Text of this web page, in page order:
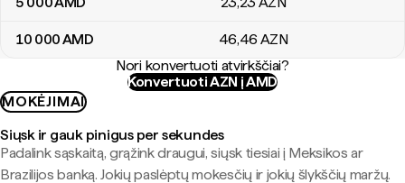
10 000AMD 46,46 AZN
Nori konvertuoti atvirkščiai?
Konvertuoti AZN į AMD
MOKĖJIMAI
Siųsk ir gauk pinigus per sekundes
Padalink sąskaitą, grąžink draugui, siųsk tiesiai į Meksikos ar
Brazilijos banką. Jokių paslėptų mokesčių ir jokių šlykščių maržų.